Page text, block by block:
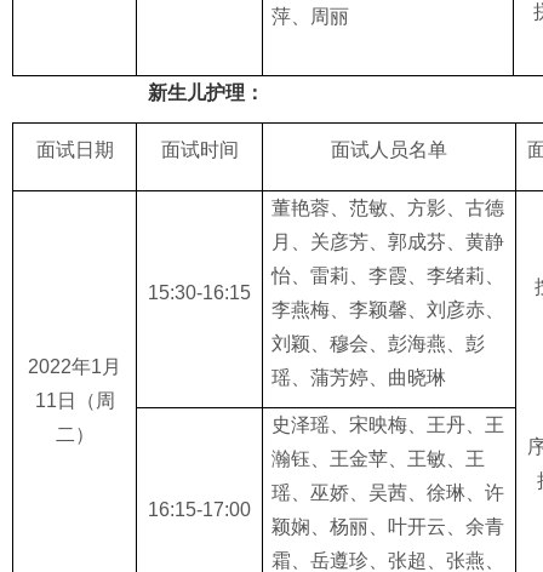
萍、周丽
新生儿护理：
面试日期 面试时间 面试人员名单
2022年1 月
11 日
（周
二 ）
15:30-16:15
董艳蓉、范敏、方影、古德
月、关彦芳、郭成芬、黄静
怡、雷莉、李霞、李绪莉、
李燕梅、李颖馨、刘彦赤、
刘颖、穆会、彭海燕、彭
瑶、蒲芳婷、曲晓琳
16:15-17:00
史泽瑶、宋映梅、王丹、王
瀚钰、王金苹、王敏、王
瑶、巫娇、吴茜、徐琳、许
颖娴、杨丽、叶开云、余青
霜、岳遵珍、张超、张燕、